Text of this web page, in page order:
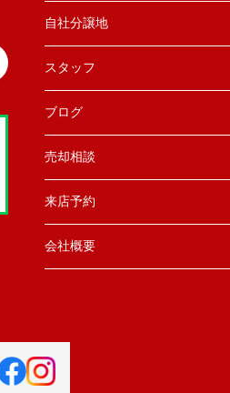
自社分譲地
スタッフ
ブログ
売却相談
来店予約
会社概要